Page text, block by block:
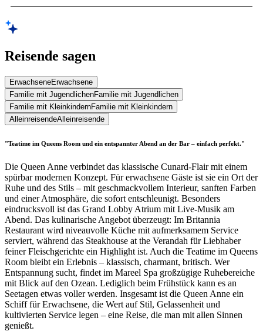
Reisende sagen
ErwachseneErwachsene
Familie mit JugendlichenFamilie mit Jugendlichen
Familie mit KleinkindernFamilie mit Kleinkindern
AlleinreisendeAlleinreisende
"Teatime im Queens Room und ein entspannter Abend an der Bar – einfach perfekt."
Die Queen Anne verbindet das klassische Cunard-Flair mit einem
spürbar modernen Konzept. Für erwachsene Gäste ist sie ein Ort der
Ruhe und des Stils – mit geschmackvollem Interieur, sanften Farben
und einer Atmosphäre, die sofort entschleunigt. Besonders
eindrucksvoll ist das Grand Lobby Atrium mit Live-Musik am
Abend. Das kulinarische Angebot überzeugt: Im Britannia
Restaurant wird niveauvolle Küche mit aufmerksamem Service
serviert, während das Steakhouse at the Verandah für Liebhaber
feiner Fleischgerichte ein Highlight ist. Auch die Teatime im Queens
Room bleibt ein Erlebnis – klassisch, charmant, britisch. Wer
Entspannung sucht, findet im Mareel Spa großzügige Ruhebereiche
mit Blick auf den Ozean. Lediglich beim Frühstück kann es an
Seetagen etwas voller werden. Insgesamt ist die Queen Anne ein
Schiff für Erwachsene, die Wert auf Stil, Gelassenheit und
kultivierten Service legen – eine Reise, die man mit allen Sinnen
genießt.